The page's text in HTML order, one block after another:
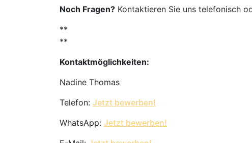
Noch Fragen? Kontaktieren Sie uns telefonisch
**
**
Kontaktmöglichkeiten:
Nadine Thomas
Telefon: Jetzt bewerben!
WhatsApp: Jetzt bewerben!